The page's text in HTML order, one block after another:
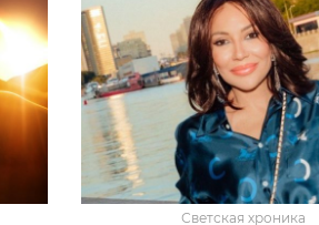
Светская хроника